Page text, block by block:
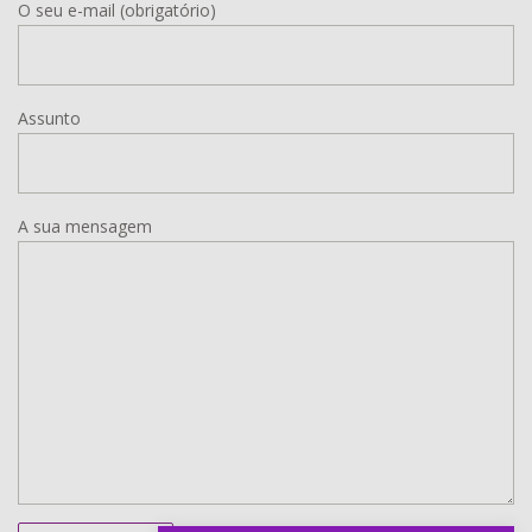
O seu e-mail (obrigatório)
Assunto
A sua mensagem